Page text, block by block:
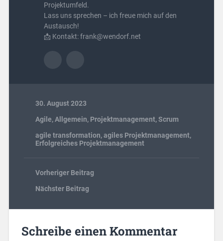
Projektumfeld.
Lass uns sprechen – ich freue mich auf den
Austausch!
📩 Kontakt: frank@wendorf.net
30. August 2023
Agile,Allgemein, Projektmanagement,Scrum
agile transformation,agiles Projektmanagement,
Erfolgreiches Projektmanagement
Vorheriger Beitrag
Nächster Beitrag
Schreibe einen Kommentar